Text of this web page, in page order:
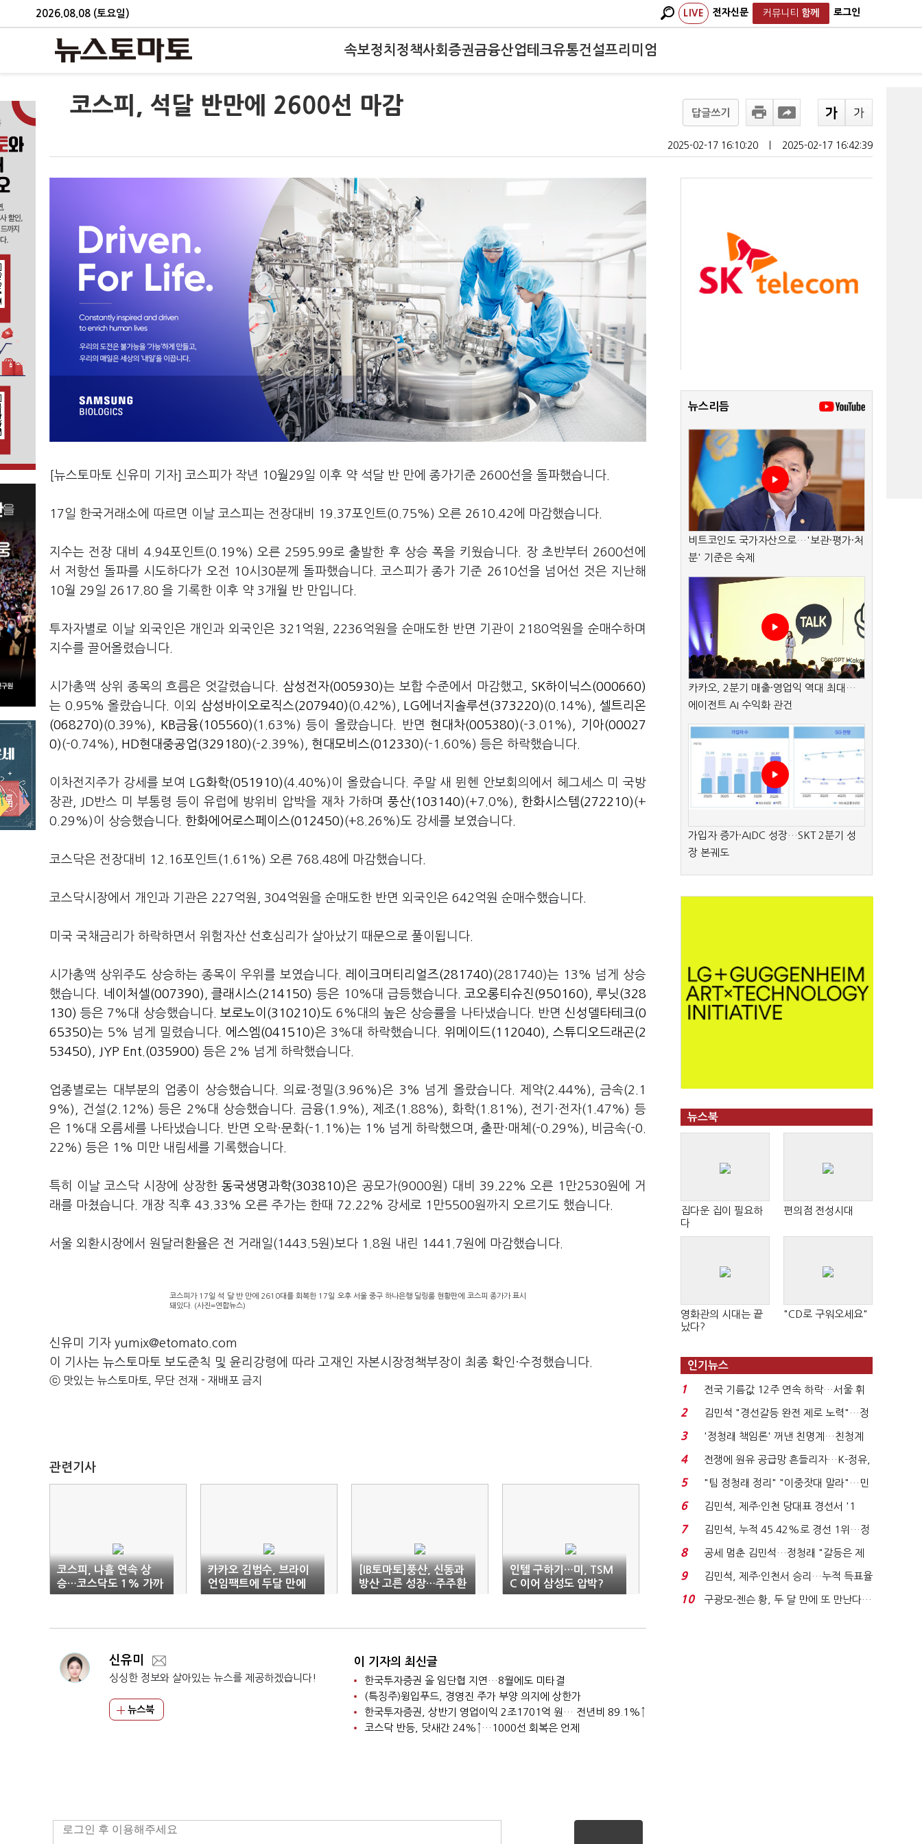
2026.08.08 (토요일) LIVE 전자신문 커뮤니티 함께 로그인
속보정치 정책사회 증권금융산업테크유통건설프리미엄
코스피, 석달 반만에 2600선 마감 답글쓰기
2025-02-17 16:10:20 2025-02-17 16:42:39
[뉴스토마토 신유미 기자] 코스피가 작년 10월29일 이후 약 석달 반 만에 종가기준 2600선을 돌파했습니다.
17일 한국거래소에 따르면 이날 코스피는 전장대비 19.37포인트(0.75%) 오른 2610.42에 마감했습니다.
지수는 전장 대비 4.94포인트(0.19%) 오른 2595.99로 출발한 후 상승 폭을 키웠습니다. 장 초반부터 2600선에
서 저항선 돌파를 시도하다가 오전 10시30분께 돌파했습니다. 코스피가 종가 기준 2610선을 넘어선 것은 지난해
10월 29일 2617.80 을 기록한 이후 약 3개월 반 만입니다.
투자자별로 이날 외국인은 개인과 외국인은 321억원, 2236억원을 순매도한 반면 기관이 2180억원을 순매수하며
지수를 끌어올렸습니다.
시가총액 상위 종목의 흐름은 엇갈렸습니다. 삼성전자(005930)는 보합 수준에서 마감했고, SK하이닉스(000660)
는 0.95% 올랐습니다. 이외 삼성바이오로직스(207940)(0.42%), LG에너지솔루션(373220)(0.14%),셀트리온
(068270)(0.39%), KB금융(105560)(1.63%) 등이 올랐습니다. 반면 현대차(005380)(-3.01%), 기아(00027
0)(-0.74%), HD현대중공업(329180)(-2.39%), 현대모비스(012330)(-1.60%) 등은 하락했습니다.
이차전지주가 강세를 보여 LG화학(051910)(4.40%)이 올랐습니다. 주말 새 뮌헨 안보회의에서 헤그세스 미 국방
장관, JD반스 미 부통령 등이 유럽에 방위비 압박을 재차 가하며 풍산(103140)(+7.0%), 한화시스템(272210)(+
0.29%)이 상승했습니다. 한화에어로스페이스(012450)(+8.26%)도 강세를 보였습니다.
코스닥은 전장대비 12.16포인트(1.61%) 오른 768.48에 마감했습니다.
코스닥시장에서 개인과 기관은 227억원, 304억원을 순매도한 반면 외국인은 642억원 순매수했습니다.
미국 국채금리가 하락하면서 위험자산 선호심리가 살아났기 때문으로 풀이됩니다.
시가총액 상위주도 상승하는 종목이 우위를 보였습니다. 레이크머티리얼즈(281740)(281740)는 13% 넘게 상승
했습니다. 네이처셀(007390) ,클래시스(214150) 등은 10%대 급등했습니다.코오롱티슈진(950160) ,루닛(328
130) 등은 7%대 상승했습니다. 보로노이(310210)도 6%대의 높은 상승률을 나타냈습니다. 반면신성델타테크(0
65350)는 5% 넘게 밀렸습니다. 에스엠(041510)은 3%대 하락했습니다. 위메이드(112040)
스튜디오드래곤(2
53450)
JYP Ent.(035900) 등은 2% 넘게 하락했습니다.
업종별로는 대부분의 업종이 상승했습니다. 의료·정밀(3.96%)은 3% 넘게 올랐습니다. 제약(2.44%), 금속(2.1
9%), 건설(2.12%) 등은 2%대 상승했습니다. 금융(1.9%), 제조(1.88%), 화학(1.81%), 전기·전자(1.47%) 등
은 1%대 오름세를 나타냈습니다. 반면 오락·문화(-1.1%)는 1% 넘게 하락했으며, 출판·매쳬(-0.29%), 비금속(-0.
22%) 등은 1% 미만 내림세를 기록했습니다.
특히 이날 코스닥 시장에 상장한동국생명과학(303810)은 공모가(9000원) 대비 39.22% 오른 1만2530원에 거
래를 마쳤습니다. 개장 직후 43.33% 오른 주가는 한때 72.22% 강세로 1만5500원까지 오르기도 했습니다.
서울 외환시장에서 원달러환율은 전 거래일(1443.5원)보다 1.8원 내린 1441.7원에 마감했습니다.
코스피가 17일 석 달 반 만에 2610대를 회복한 17일 오후 서울 중구 하나은행 딜링룸 현황판에 코스피 종가가 표시
돼있다. (사진=연합뉴스)
신유미 기자 yumix@etomato.com
이 기사는 뉴스토마토 보도준칙 및 윤리강령에 따라 고재인 자본시장정책부장이 최종 확인·수정했습니다.
ⓒ 맛있는 뉴스토마토, 무단 전재 - 재배포 금지
관련기사
코스피, 나흘 연속 상
승…코스닥도 1% 가까
이 올라
카카오 김범수, 브라이
언임팩트에 두달 만에
또 기부
[IB토마토]풍산, 신동과
방산 고른 성장…주주환
원 확대할까
인텔 구하기…미, TSM
C 이어 삼성도 압박?
신유미
싱싱한 정보와 살아있는 뉴스를 제공하겠습니다!
뉴스북
이 기자의 최신글
한국투자증권 올 임단협 지연…8월에도 미타결
(특징주)윙입푸드, 경영진 주가 부양 의지에 상한가
한국투자증권, 상반기 영업이익 2조1701억 원… 전년비 89.1%↑
코스닥 반등, 닷새간 24%↑…1000선 회복은 언제
뉴스리듬
비트코인도 국가자산으로…'보관·평가·처
분' 기준은 숙제
카카오, 2분기 매출·영업익 역대 최대…
에이전트 AI 수익화 관건
가입자 증가·AIDC 성장…SKT 2분기 성
장 본궤도
뉴스북
집다운 집이 필요하
다
편의점 전성시대
영화관의 시대는 끝
났다?
"CD로 구워오세요"
인기뉴스
1
전국 기름값 12주 연속 하락…서울 휘
발윳값 1909원...
2
김민석 "경선갈등 완전 제로 노력"…정
청래 "반명 공세 사...
3
'정청래 책임론' 꺼낸 친명계…친청계
는 추가투표 때리기...
4
전쟁에 원유 공급망 흔들리자…K-정유,
에너지안보 핵심...
5
"팀 정청래 정리" "이중잣대 말라"…민
주 최고위원 계파 다...
6
김민석, 제주·인천 당대표 경선서 '1
위'(1보)...
7
김민석, 누적 45.42%로 경선 1위…정
청래와 격차 0.86%p(...
8
공세 멈춘 김민석…정청래 "갈등은 제
가 수습"
9
김민석, 제주·인천서 승리…누적 득표율
'1위 탈환'(종합)...
10
구광모-젠슨 황, 두 달 만에 또 만난다…